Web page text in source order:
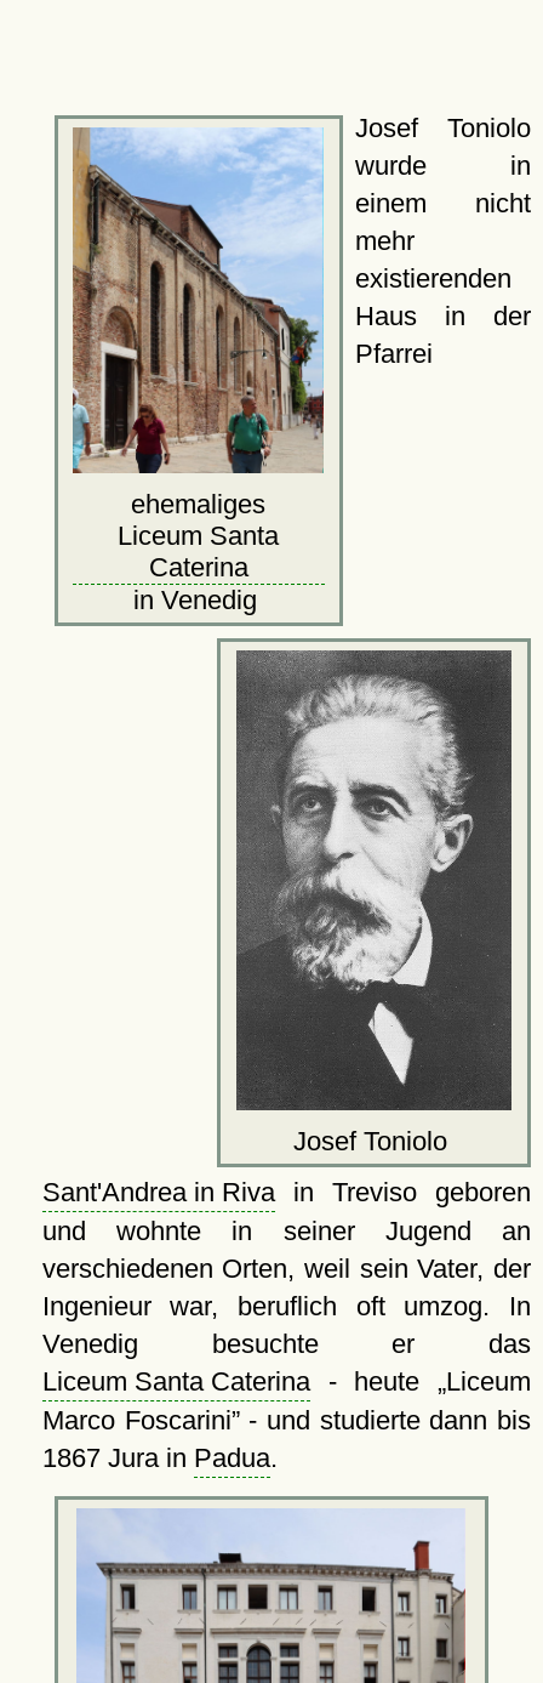
ehemaliges
Liceum Santa
Caterina
in Venedig
Josef Toniolo
Josef Toniolo
wurde in
einem nicht
mehr
existierenden
Haus in der
Pfarrei
Sant'Andrea in Rivain Treviso geboren
und wohnte in seiner Jugend an
verschiedenen Orten, weil sein Vater, der
Ingenieur war, beruflich oft umzog. In
Venedig besuchte er das
Liceum Santa Caterina- heute
Liceum
Marco Foscarini - und studierte dann bis
1867 Jura in Padua.